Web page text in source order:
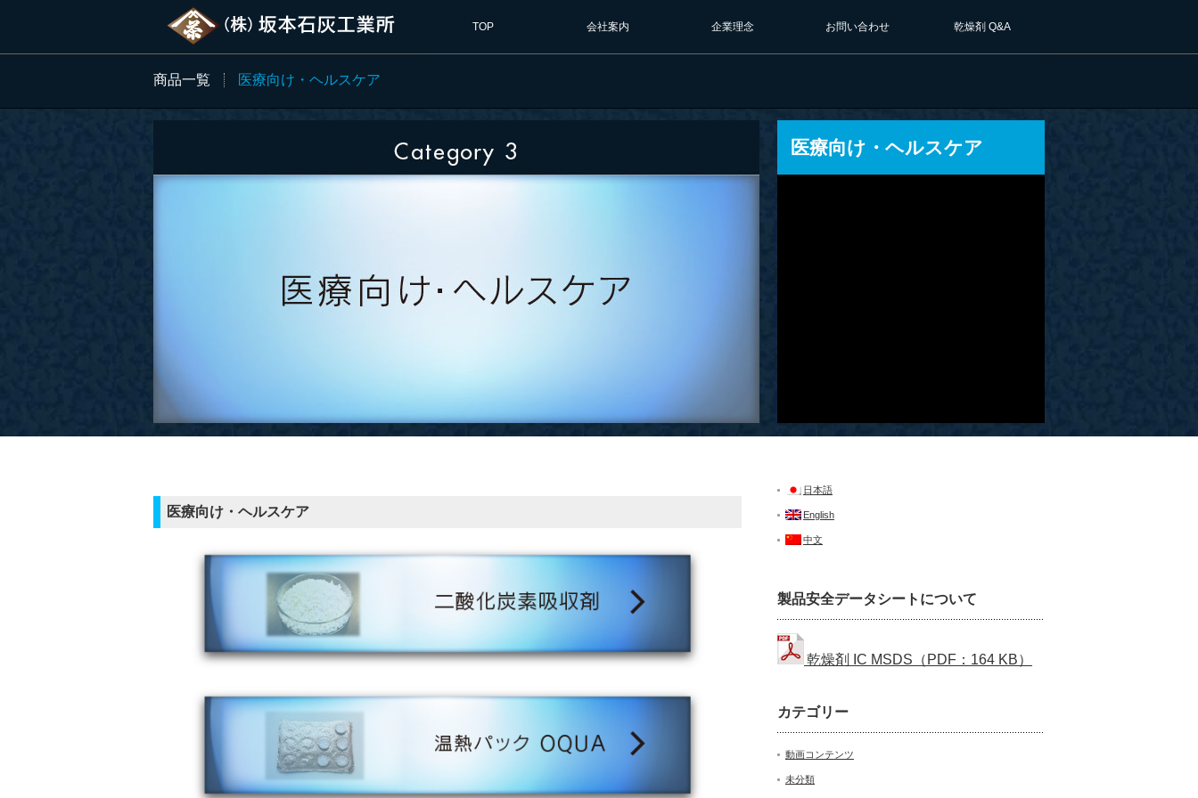
TOP 会社案内 企業理念 お問い合わせ 乾燥剤 Q&A
商品一覧 医療向け・ヘルスケア
医療向け・ヘルスケア
医療向け・ヘルスケア
日本語
English
中文
製品安全データシートについて
乾燥剤 IC MSDS（PDF：164 KB）
カテゴリー
動画コンテンツ
未分類